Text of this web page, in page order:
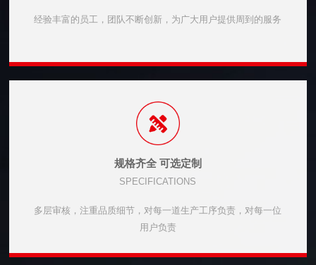
经验丰富的员工，团队不断创新，为广大用户提供周到的服务
规格齐全 可选定制
SPECIFICATIONS
多层审核，注重品质细节，对每一道生产工序负责，对每一位
用户负责